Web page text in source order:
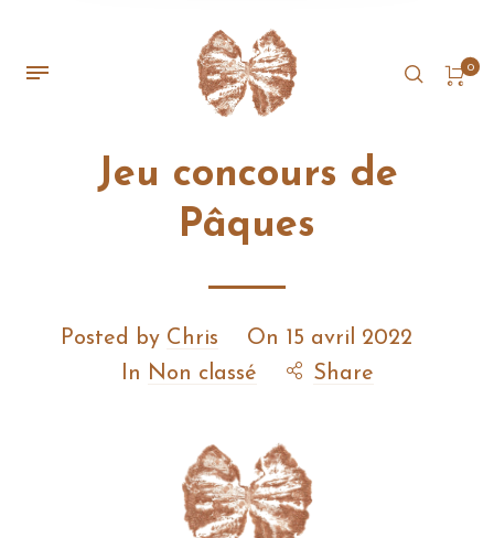
0
Jeu concours de
Pâques
Posted by Chris On 15 avril 2022
In Non classé Share